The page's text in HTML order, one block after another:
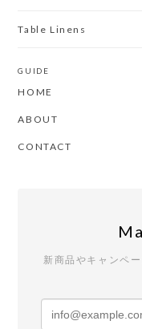
Table Linens
GUIDE
HOME
ABOUT
CONTACT
新商品やキャンペ